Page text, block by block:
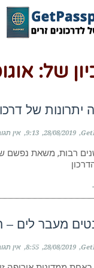
של:
יתרונות של
28/08/2019
9:13 אין
רבות, משאת נפשם
מעבר לים –
28/08/2019
8:55 אין